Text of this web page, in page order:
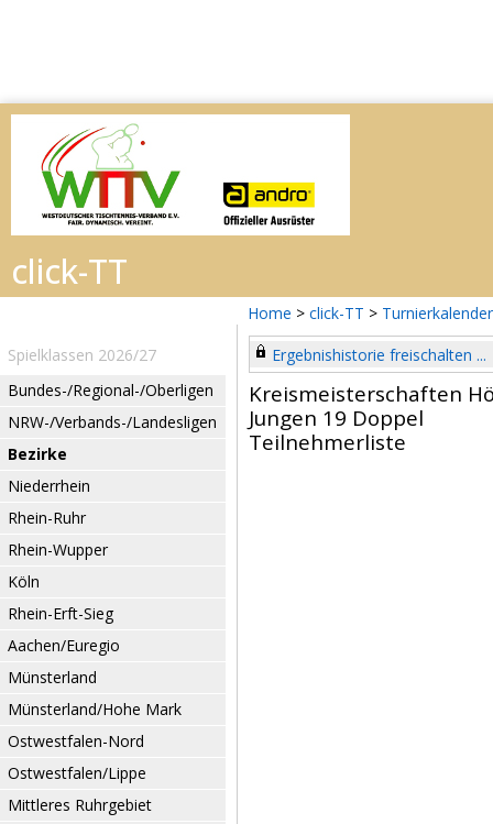
Home > click-TT > Turnierkalender
Spielklassen 2026/27
Bundes-/Regional-/Oberligen
NRW-/Verbands-/Landesligen
Bezirke
Niederrhein
Rhein-Ruhr
Rhein-Wupper
Köln
Rhein-Erft-Sieg
Aachen/Euregio
Münsterland
Münsterland/Hohe Mark
Ostwestfalen-Nord
Ostwestfalen/Lippe
Mittleres Ruhrgebiet
Ergebnishistorie freischalten ...
Kreismeisterschaften
Jungen 19 Doppel
Teilnehmerliste